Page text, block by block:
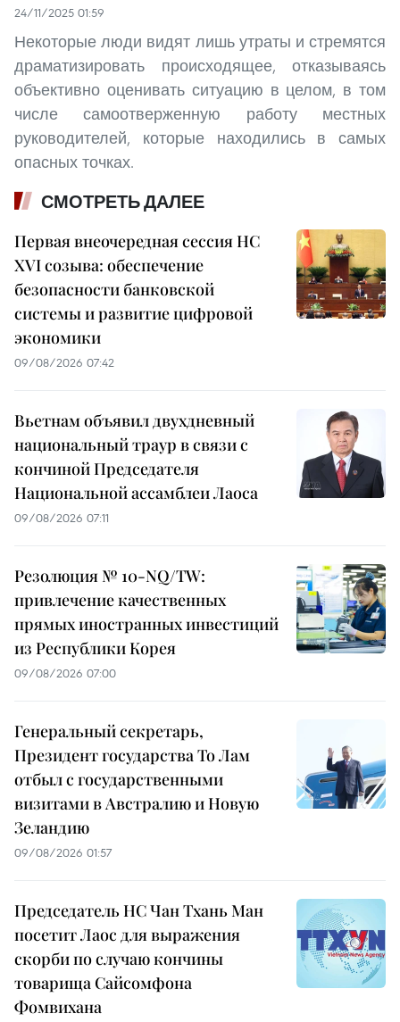
24/11/2025 01:59
Некоторые люди видят лишь утраты и стремятся
драматизировать происходящее, отказываясь
объективно оценивать ситуацию в целом, в том
числе самоотверженную работу местных
руководителей, которые находились в самых
опасных точках.
СМОТРЕТЬ ДАЛЕЕ
Первая внеочередная сессия НС
XVI созыва: обеспечение
безопасности банковской
системы и развитие цифровой
экономики
09/08/2026 07:42
Вьетнам объявил двухдневный
национальный траур в связи с
кончиной Председателя
Национальной ассамблеи Лаоса
09/08/2026 07:11
Резолюция № 10-NQ/TW:
привлечение качественных
прямых иностранных инвестиций
из Республики Корея
09/08/2026 07:00
Генеральный секретарь,
Президент государства То Лам
отбыл с государственными
визитами в Австралию и Новую
Зеландию
09/08/2026 01:57
Председатель НС Чан Тхань Ман
посетит Лаос для выражения
скорби по случаю кончины
товарища Сайсомфона
Фомвихана